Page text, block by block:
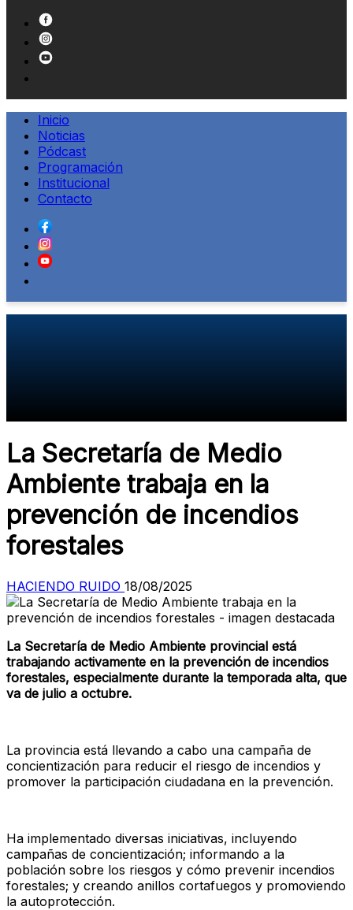
Inicio
Noticias
Pódcast
Programación
Institucional
Contacto
La Secretaría de Medio
Ambiente trabaja en la
prevención de incendios
forestales
HACIENDO RUIDO 18/08/2025
La Secretaría de Medio Ambiente provincial está
trabajando activamente en la prevención de incendios
forestales, especialmente durante la temporada alta, que
va de julio a octubre.
La provincia está llevando a cabo una campaña de
concientización para reducir el riesgo de incendios y
promover la participación ciudadana en la prevención.
Ha implementado diversas iniciativas, incluyendo
campañas de concientización; informando a la
población sobre los riesgos y cómo prevenir incendios
forestales; y creando anillos cortafuegos y promoviendo
la autoprotección.